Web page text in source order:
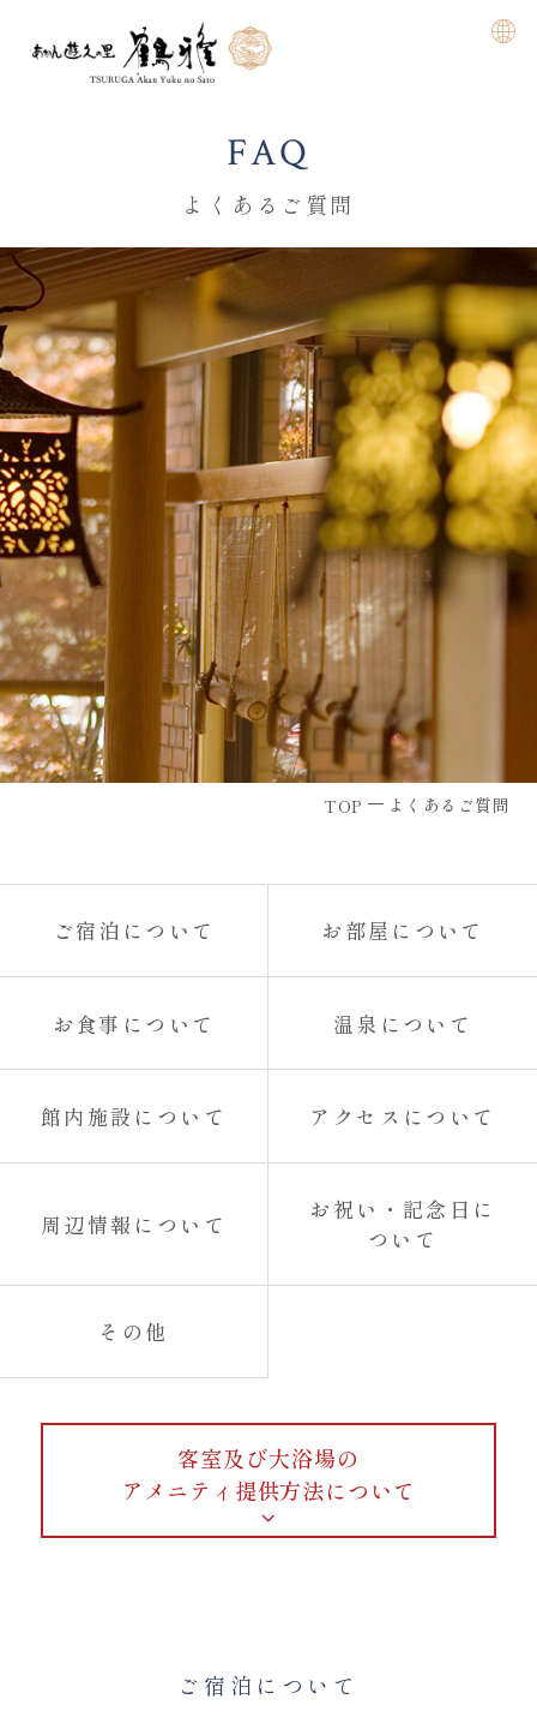
FAQ
よくあるご質問
TOP よくあるご質問
ご宿泊について お部屋について
お食事について 温泉について
館内施設について アクセスについて
周辺情報について
お祝い・記念日に
ついて
その他
客室及び大浴場の
アメニティ提供方法について
ご宿泊について